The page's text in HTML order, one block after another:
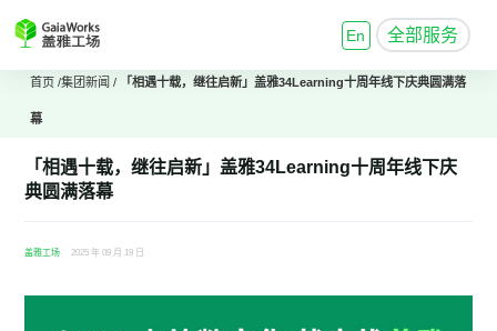
En 全部服务
首页 /集团新闻 / 「相遇十载，继往启新」盖雅34Learning十周年线下庆典圆满落
幕
「相遇十载，继往启新」盖雅34Learning十周年线下庆
典圆满落幕
盖雅工场 2025 年 09 月 19 日